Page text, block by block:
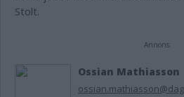
Stolt.
Annons:
Ossian Mathiasson